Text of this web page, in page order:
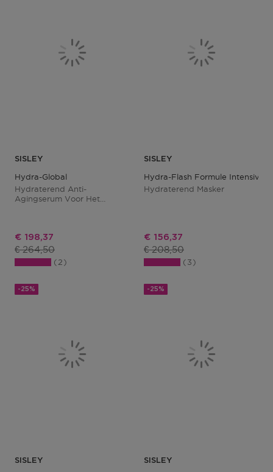
SISLEY
Hydra-Global
Hydraterend Anti-
Agingserum Voor Het
Kortingsprijs
€ 198,37
Productprijs
€ 264,50
2
SISLEY
Hydra-Flash Formule Intensive
Hydraterend Masker
Kortingsprijs
€ 156,37
Productprijs
€ 208,50
3
-25%
SISLEY
-25%
SISLEY